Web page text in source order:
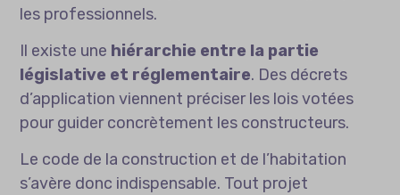
les professionnels.
Il existe une hiérarchie entre la partie
législative et réglementaire. Des décrets
d’application viennent préciser les lois votées
pour guider concrètement les constructeurs.
Le code de la construction et de l’habitation
s’avère donc indispensable. Tout projet